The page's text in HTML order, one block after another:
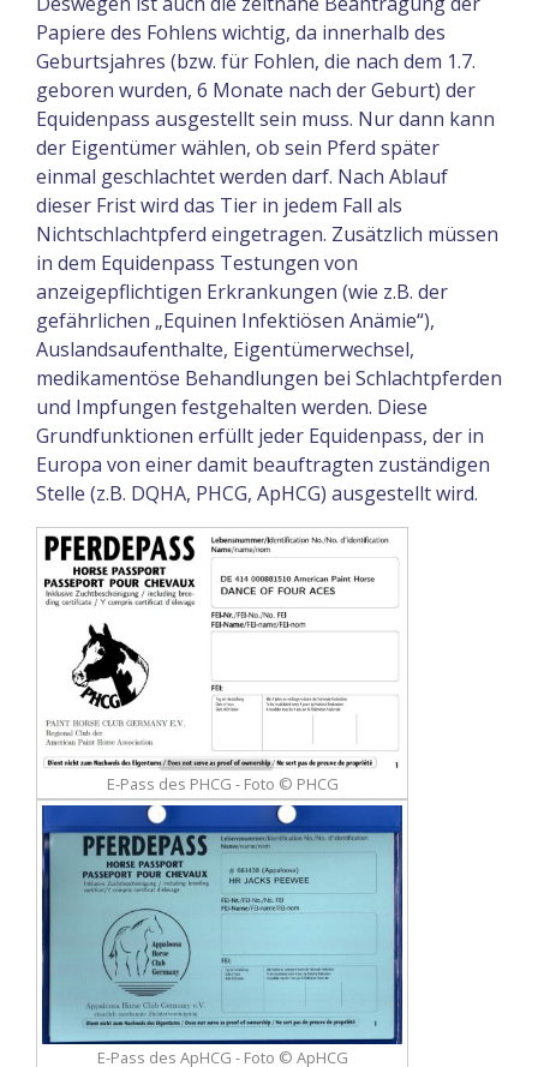
Papiere des Fohlens wichtig, da innerhalb des
Geburtsjahres (bzw. für Fohlen, die nach dem 1.7.
geboren wurden, 6 Monate nach der Geburt) der
Equidenpass ausgestellt sein muss. Nur dann kann
der Eigentümer wählen, ob sein Pferd später
einmal geschlachtet werden darf. Nach Ablauf
dieser Frist wird das Tier in jedem Fall als
Nichtschlachtpferd eingetragen. Zusätzlich müssen
in dem Equidenpass Testungen von
anzeigepflichtigen Erkrankungen (wie z.B. der
gefährlichen „Equinen Infektiösen Anämie“),
Auslandsaufenthalte, Eigentümerwechsel,
medikamentöse Behandlungen bei Schlachtpferden
und Impfungen festgehalten werden. Diese
Grundfunktionen erfüllt jeder Equidenpass, der in
Europa von einer damit beauftragten zuständigen
Stelle (z.B. DQHA, PHCG, ApHCG) ausgestellt wird.
E-Pass des PHCG - Foto © PHCG
E-Pass des ApHCG - Foto © ApHCG